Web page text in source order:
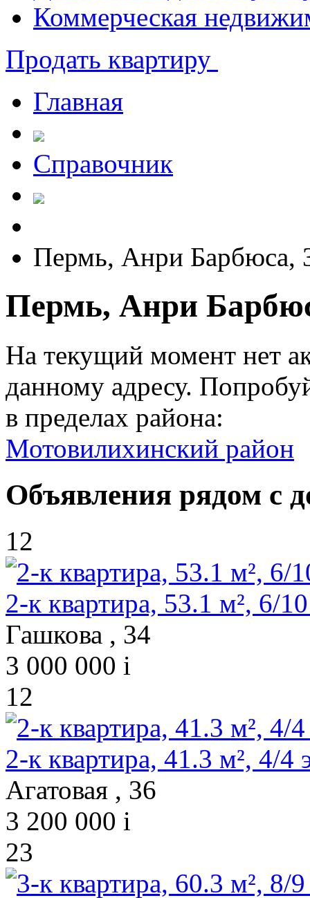
Коммерческая
Продать квартиру
Главная
Справочник
Пермь, Анри Барбюса,
Пермь, Анри
На текущий момент нет
данному адресу.
в пределах района:
Мотовилихинский район
Объявления рядом с
12
2-к квартира, 53.1 м², 6/10
Гашкова , 34
3 000 000 i
12
2-к квартира, 41.3 м², 4/4
Агатовая , 36
3 200 000 i
23